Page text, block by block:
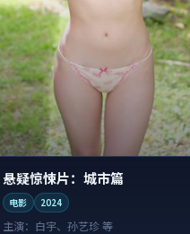
悬疑惊悚片：城市篇
电影 2024
主演： 白宇、孙艺珍 等